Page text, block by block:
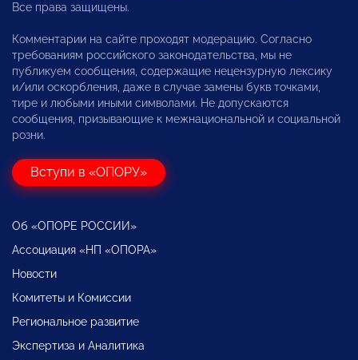
Все права защищены.
Комментарии на сайте проходят модерацию. Согласно
требованиям российского законодательства, мы не
публикуем сообщения, содержащие нецензурную лексику
и/или оскорбления, даже в случае замены букв точками,
тире и любыми иными символами. Не допускаются
сообщения, призывающие к межнациональной и социальной
розни.
Вступи в «ОПОРУ»
Об «ОПОРЕ РОССИИ»
Ассоциация «НП «ОПОРА»
Новости
Комитеты и Комиссии
Региональное развитие
Экспертиза и Аналитика